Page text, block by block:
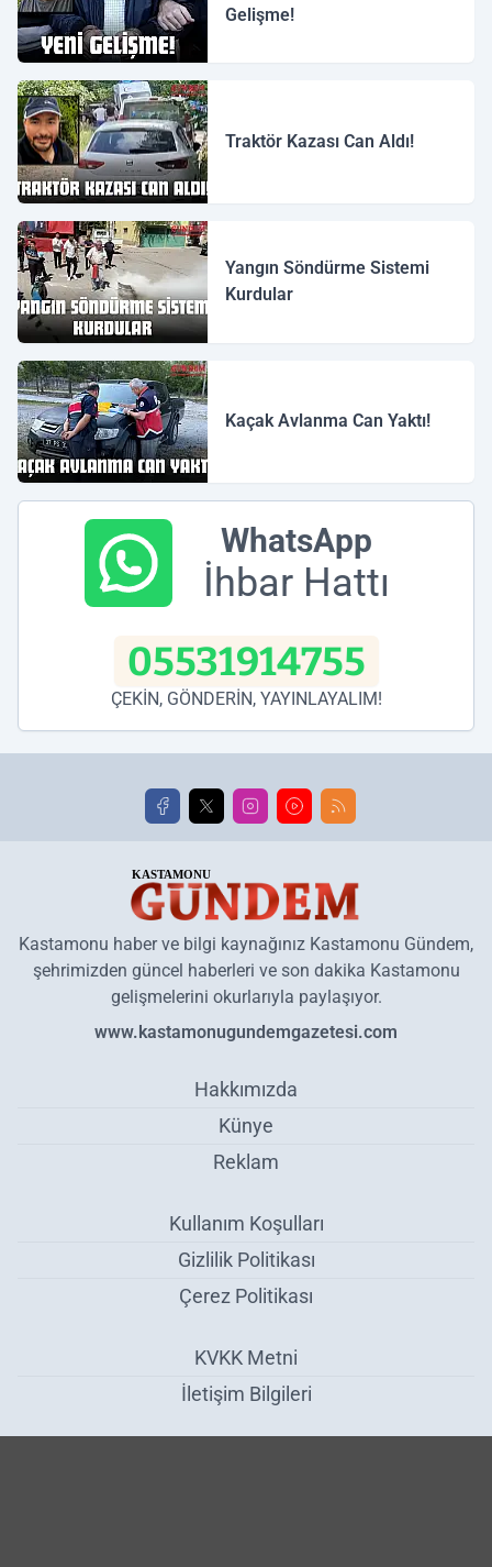
Gelişme!
Traktör Kazası Can Aldı!
Yangın Söndürme Sistemi
Kurdular
Kaçak Avlanma Can Yaktı!
WhatsApp
İhbar Hattı
05531914755
ÇEKİN, GÖNDERİN, YAYINLAYALIM!
Kastamonu haber ve bilgi kaynağınız Kastamonu Gündem,
şehrimizden güncel haberleri ve son dakika Kastamonu
gelişmelerini okurlarıyla paylaşıyor.
www.kastamonugundemgazetesi.com
Hakkımızda
Künye
Reklam
Kullanım Koşulları
Gizlilik Politikası
Çerez Politikası
KVKK Metni
İletişim Bilgileri